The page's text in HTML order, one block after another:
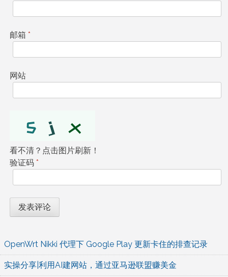
邮箱 *
网站
看不清？点击图片刷新！
验证码 *
OpenWrt Nikki 代理下 Google Play 更新卡住的排查记录
实操分享|利用AI建网站，通过亚马逊联盟赚美金